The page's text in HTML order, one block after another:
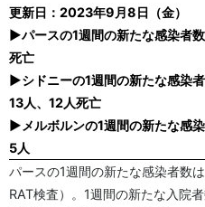
更新日：2023年9月8日（金）
▶パースの1週間の新たな感染者
死亡
▶シドニーの1週間の新たな感染
13人、12人死亡
▶メルボルンの1週間の新たな感
5人
パースの1週間の新たな感染者数
RAT検査）。1週間の新たな入院